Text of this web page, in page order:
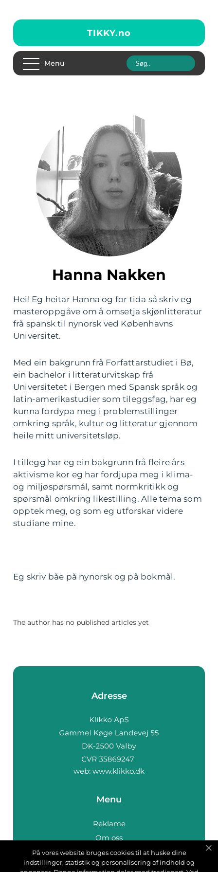
TIKKY.no
Menu
Hanna Nakken
Hei! Eg heitar Hanna og for tida så skriv eg
masteroppgåve om å omsetja skjønlitteratur
frå spansk til nynorsk ved Københavns
Universitet.
Med ein bakgrunn frå Forfattarstudiet i Bø,
ein bachelor i litteraturvitskap frå
Universitetet i Bergen med Spansk språk og
latin-amerikastudier som tileggsfag, har eg
kunna fordypa meg i problemstillinger
omkring språk, kultur og litteratur gjennom
heile mitt universitetsløp.
I tillegg har eg ein bakgrunn frå fleire års
aktivisme kor eg har fordjupa meg i klima-
og miljøspørsmål, samt normkritikk og
spørsmål omkring likestilling. Alle tema som
opptek meg, og som eg utforskar videre
studiane mine.
Eg skriv båe på nynorsk og på bokmål.
The author has no published articles yet
Adresse
web: www.klikko.dk
Menu
Reklame
Om oss
Cookies
Kontakt Oss
På vores website bruges cookies til at huske dine
indstillinger, statistik og personalisering af indhold og